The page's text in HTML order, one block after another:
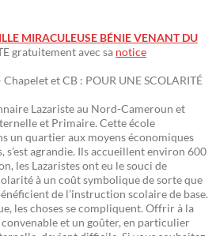
MIRACULEUSE BÉNIE VENANT DU
gratuitement avec sa notice
Chapelet et CB : POUR UNE SCOLARITÉ
Lazariste au Nord-Cameroun et
et Primaire. Cette école
un quartier aux moyens économiques
agrandie. Ils accueillent environ 600
les Lazaristes ont eu le souci de
à un coût symbolique de sorte que
de l’instruction scolaire de base.
les choses se compliquent. Offrir à la
et un goûter, en particulier